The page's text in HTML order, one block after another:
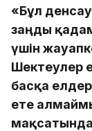
«Бұл
заңды
үшін
Шектеулер
басқа
ете
мақсатында